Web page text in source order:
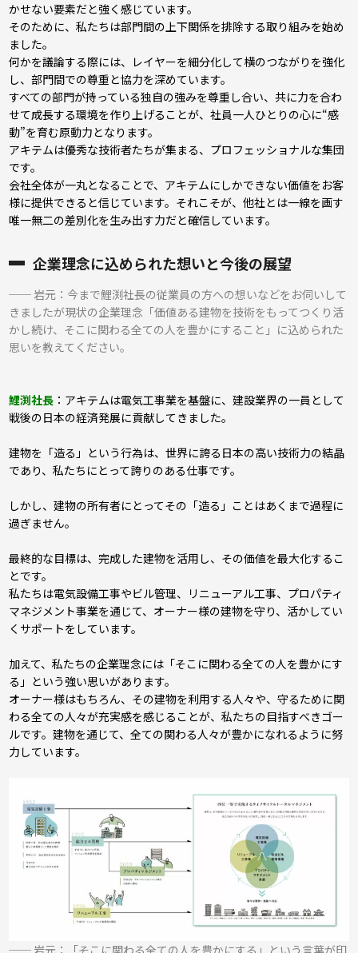
かせない要素だと強く感じています。
そのために、私たちは部門間の上下関係を排除する取り組みを始め
ました。
何かを議論する際には、レイヤーを細分化して横のつながりを強化
し、部門間での尊重と協力を深めています。
すべての部門が持っている独自の強みを尊重し合い、共に力を合わ
せて成長する環境を作り上げることが、社員一人ひとりの心に“感
動”を育む原動力となります。
アキテムは優秀な技術者たちが集まる、プロフェッショナルな集団
です。
会社全体が一丸となることで、アキテムにしかできない価値をお客
様に提供できると信じています。それこそが、他社とは一線を画す
唯一無二の差別化を生み出す力だと確信しています。
企業理念に込められた想いと今後の展望
── 岩元：今まで鯉渕社長の従業員の方への想いなどをお伺いして
きましたが現状の企業理念「価値ある建物を技術をもってつくり活
かし続け、そこに関わる全ての人を豊かにすること」に込められた
思いを教えてください。
鯉渕社長 ：アキテムは電気工事業を基盤に、建設業界の一員として
戦後の日本の経済発展に貢献してきました。
建物を「造る」という行為は、世界に誇る日本の高い技術力の結晶
であり、私たちにとって誇りのある仕事です。
しかし、建物の所有者にとってその「造る」ことはあくまで過程に
過ぎません。
最終的な目標は、完成した建物を活用し、その価値を最大化するこ
とです。
私たちは電気設備工事やビル管理、リニューアル工事、プロパティ
マネジメント事業を通じて、オーナー様の建物を守り、活かしてい
くサポートをしています。
加えて、私たちの企業理念には「そこに関わる全ての人を豊かにす
る」という強い思いがあります。
オーナー様はもちろん、その建物を利用する人々や、守るために関
わる全ての人々が充実感を感じることが、私たちの目指すべきゴー
ルです。建物を通じて、全ての関わる人々が豊かになれるように努
力しています。
── 岩元：「そこに関わる全ての人を豊かにする」という言葉が印